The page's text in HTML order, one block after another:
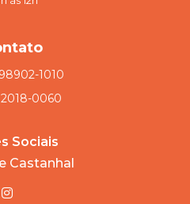
1010
0060
Sociais
Castanhal